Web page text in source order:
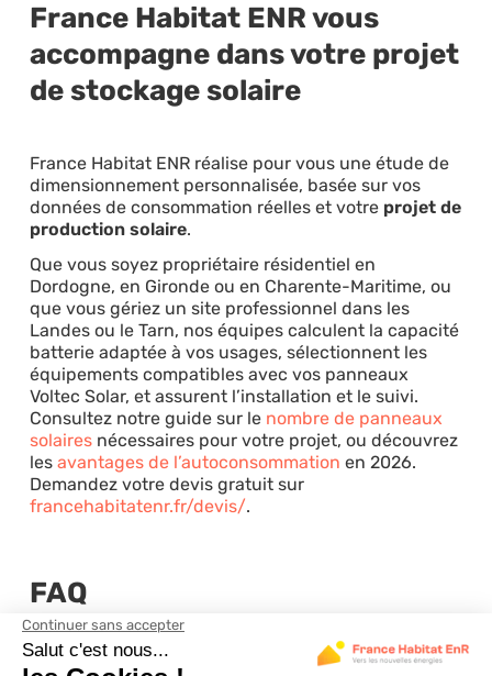
France Habitat ENR vous
accompagne dans votre projet
de stockage solaire
France Habitat ENR réalise pour vous une étude de
dimensionnement personnalisée, basée sur vos
données de consommation réelles et votre projet de
production solaire.
Que vous soyez propriétaire résidentiel en
Dordogne, en Gironde ou en Charente-Maritime, ou
que vous gériez un site professionnel dans les
Landes ou le Tarn, nos équipes calculent la capacité
batterie adaptée à vos usages, sélectionnent les
équipements compatibles avec vos panneaux
Voltec Solar, et assurent l’installation et le suivi.
Consultez notre guide sur le nombre de panneaux
solairesnécessaires pour votre projet, ou découvrez
les avantages de l’autoconsommation en 2026.
Demandez votre devis gratuit sur
francehabitatenr.fr/devis/.
FAQ